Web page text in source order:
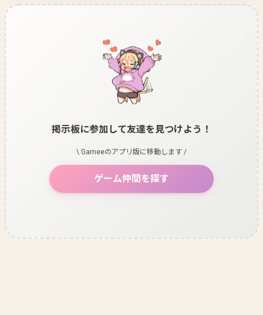
掲示板に参加して友達を見つけよう！
\ Gameeのアプリ版に移動します /
ゲーム仲間を探す